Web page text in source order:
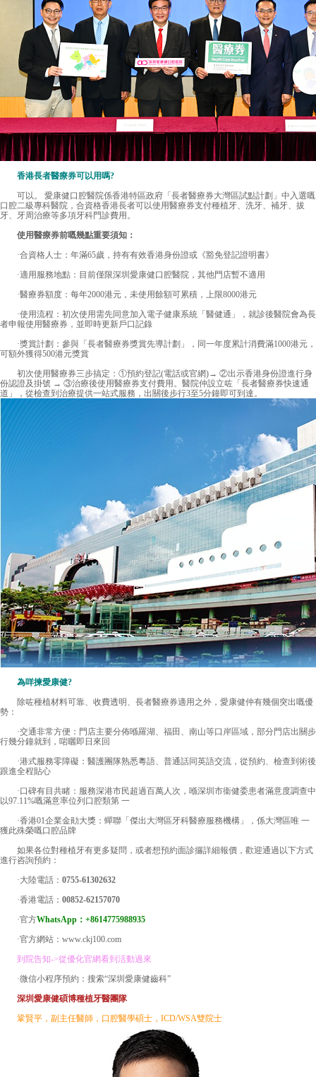
香港長者醫療券可以用嗎?
可以。 愛康健口腔醫院係香港特區政府「長者醫療券大灣區試點計劃」中入選嘅
口腔二級專科醫院，合資格香港長者可以使用醫療券支付種植牙、洗牙、補牙、拔
牙、牙周治療等多項牙科門診費用。
使用醫療券前嘅幾點重要須知：
·合資格人士：年滿65歲，持有有效香港身份證或《豁免登記證明書》
·適用服務地點：目前僅限深圳愛康健口腔醫院，其他門店暫不適用
·醫療券額度：每年2000港元，未使用餘額可累積，上限8000港元
·使用流程：初次使用需先同意加入電子健康系統「醫健通」，就診後醫院會為長
者申報使用醫療券，並即時更新戶口記錄
·獎賞計劃：參與「長者醫療券獎賞先導計劃」，同一年度累計消費滿1000港元，
可額外獲得500港元獎賞
初次使用醫療券三步搞定：①預約登記(電話或官網)→ ②出示香港身份證進行身
份認證及掛號 → ③治療後使用醫療券支付費用。醫院仲設立咗「長者醫療券快速通
道」，從檢查到治療提供一站式服務，出關後步行3至5分鐘即可到達。
為咩揀愛康健?
除咗種植材料可靠、收費透明、長者醫療券適用之外，愛康健仲有幾個突出嘅優
勢：
·交通非常方便：門店主要分佈喺羅湖、福田、南山等口岸區域，部分門店出關步
行幾分鐘就到，啱曬即日來回
·港式服務零障礙：醫護團隊熟悉粵語、普通話同英語交流，從預約、檢查到術後
跟進全程貼心
·口碑有目共睹：服務深港市民超過百萬人次，喺深圳市衞健委患者滿意度調查中
以97.11%嘅滿意率位列口腔類第 一
·香港01企業金勛大獎：蟬聯「傑出大灣區牙科醫療服務機構」，係大灣區唯 一
獲此殊榮嘅口腔品牌
如果各位對種植牙有更多疑問，或者想預約面診攞詳細報價，歡迎通過以下方式
進行咨詢預約：
·大陸電話： 0755-61302632
·香港電話： 00852-62157070
·官方WhatsApp：+8614775988935
·官方網站：www.ckj100.com
到院告知->從優化官網看到活動過來
·微信小程序預約：搜索“深圳愛康健齒科”
深圳愛康健碩博種植牙醫團隊
鞏賢平，副主任醫師，口腔醫學碩士，ICD/WSA雙院士